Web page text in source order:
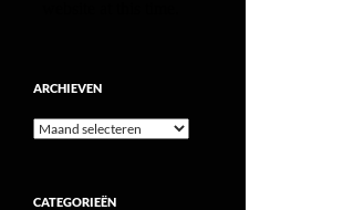
ARCHIEVEN
Archieven
CATEGORIEËN